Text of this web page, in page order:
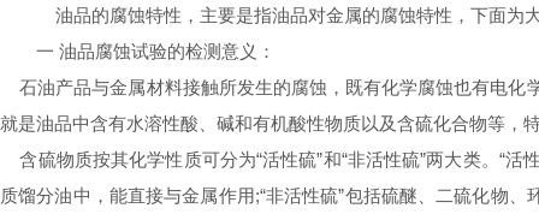
油品的腐蚀特性，主要是指油品对金属的腐蚀特性，下面为
一 油品腐蚀试验的检测意义：
石油产品与金属材料接触所发生的腐蚀，既有化学腐蚀也有电化
就是油品中含有水溶性酸、碱和有机酸性物质以及含硫化合物等
含硫物质按其化学性质可分为“活性硫”和“非活性硫”两大类。“
质馏分油中，能直接与金属作用;“非活性硫”包括硫醚、二硫化物